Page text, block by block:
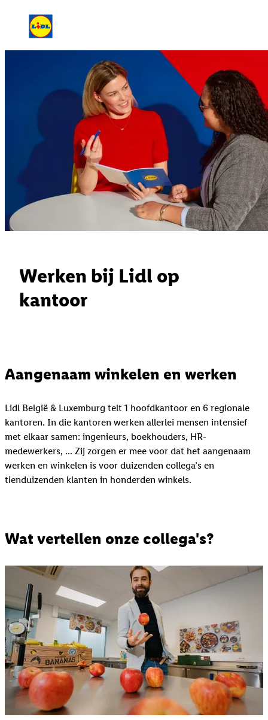
Werken bij Lidl op
kantoor
Aangenaam winkelen en werken
Lidl België & Luxemburg telt 1 hoofdkantoor en 6 regionale
kantoren. In die kantoren werken allerlei mensen intensief
met elkaar samen: ingenieurs, boekhouders, HR-
medewerkers, ... Zij zorgen er mee voor dat het aangenaam
werken en winkelen is voor duizenden collega’s en
tienduizenden klanten in honderden winkels.
Wat vertellen onze collega's?